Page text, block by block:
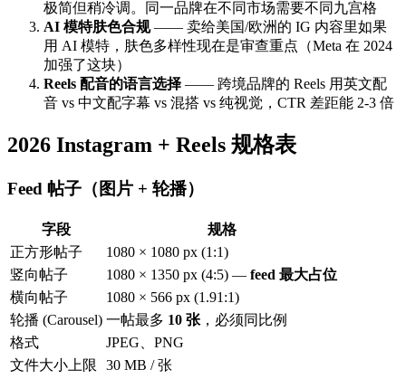
极简但稍冷调。同一品牌在不同市场需要不同九宫格
AI 模特肤色合规—— 卖给美国/欧洲的 IG 内容里如果
用 AI 模特，肤色多样性现在是审查重点（Meta 在 2024
加强了这块）
Reels 配音的语言选择 —— 跨境品牌的 Reels 用英文配
音 vs 中文配字幕 vs 混搭 vs 纯视觉，CTR 差距能 2-3 倍
2026 Instagram + Reels 规格表
Feed 帖子（图片 + 轮播）
字段
规格
正方形帖子
1080 × 1080 px (1:1)
竖向帖子
1080 × 1350 px (4:5) — feed 最大占位
横向帖子
1080 × 566 px (1.91:1)
轮播 (Carousel) 一帖最多 10 张 ，必须同比例
格式
JPEG、PNG
文件大小上限
30 MB / 张